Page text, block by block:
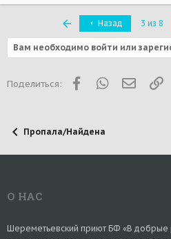
ПервыйНазад 3 из 8
Вам необходимо войти или
Поделиться: FacebookWhatsApp
Пропала/Найдена
О НАС
Шереметьевский приют БФ «В добрые